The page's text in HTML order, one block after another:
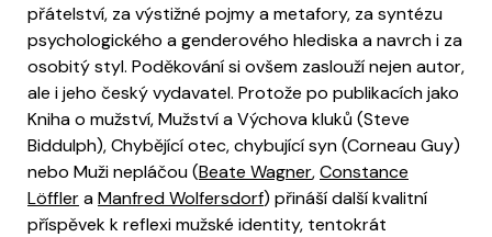
přátelství, za výstižné pojmy a metafory, za syntézu
psychologického a genderového hlediska a navrch i za
osobitý styl. Poděkování si ovšem zaslouží nejen autor,
ale i jeho český vydavatel. Protože po publikacích jako
Kniha o mužství, Mužství a Výchova kluků (Steve
Biddulph), Chybějící otec, chybující syn (Corneau Guy)
nebo Muži nepláčou (Beate Wagner,Constance
LöffleraManfred Wolfersdorf) přináší další kvalitní
příspěvek k reflexi mužské identity, tentokrát